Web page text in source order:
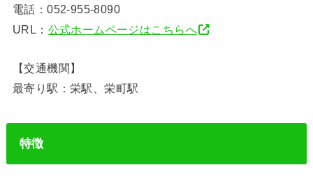
電話：052-955-8090
URL： 公式ホームページはこちらへ
【交通機関】
最寄り駅：栄駅、栄町駅
特徴